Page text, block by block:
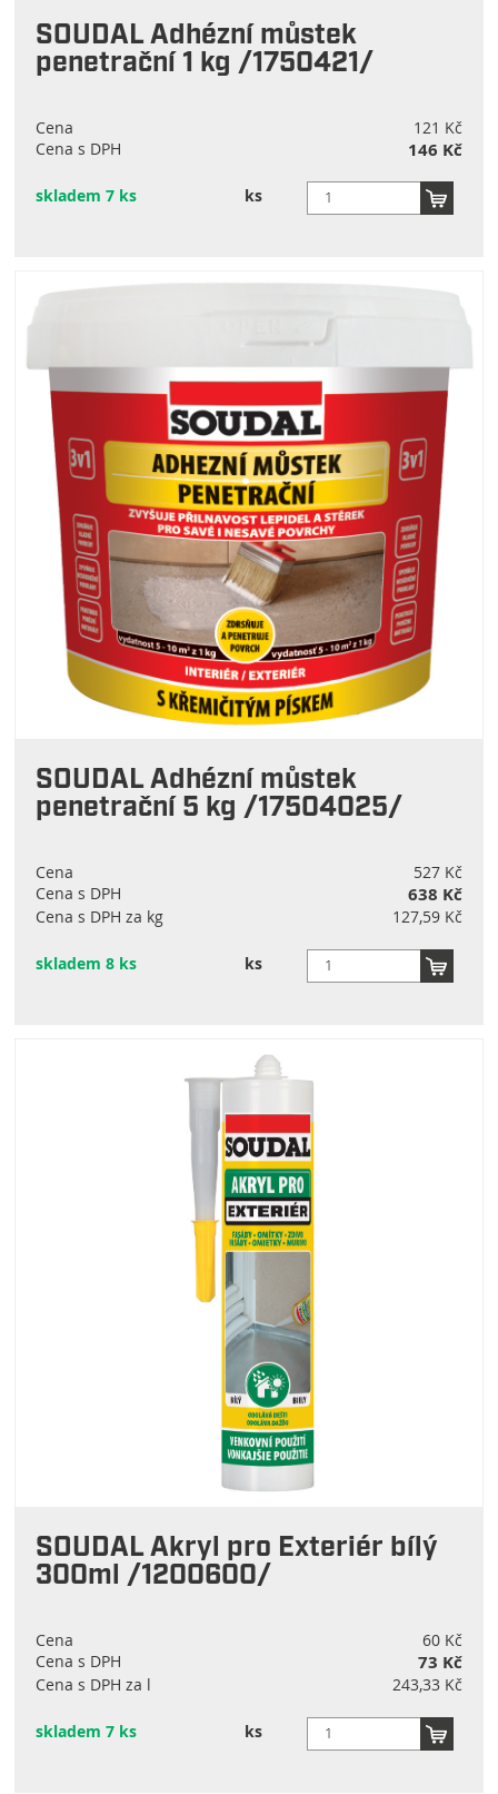
SOUDAL Adhézní můstek
penetrační 1 kg /1750421/
Cena
121 Kč
Cena s DPH
146 Kč
skladem 7 ks ks
SOUDAL Adhézní můstek
penetrační 5 kg /17504025/
Cena
527 Kč
Cena s DPH
638 Kč
Cena s DPH za kg 127,59 Kč
skladem 8 ks ks
SOUDAL Akryl pro Exteriér bílý
300ml /1200600/
Cena
60 Kč
Cena s DPH
73 Kč
Cena s DPH za l 243,33 Kč
skladem 7 ks ks